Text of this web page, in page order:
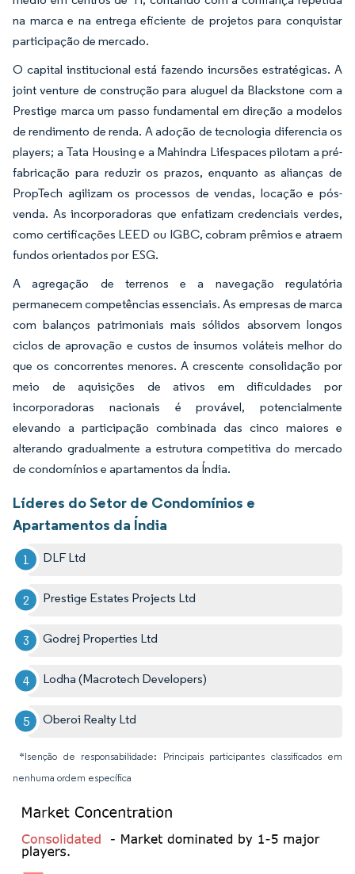
na marca e na entrega eficiente de projetos para conquistar
participação de mercado.
O capital institucional está fazendo incursões estratégicas. A
joint venture de construção para aluguel da Blackstone com a
Prestige marca um passo fundamental em direção a modelos
de rendimento de renda. A adoção de tecnologia diferencia os
players; a Tata Housing e a Mahindra Lifespaces pilotam a pré-
fabricação para reduzir os prazos, enquanto as alianças de
PropTech agilizam os processos de vendas, locação e pós-
venda. As incorporadoras que enfatizam credenciais verdes,
como certificações LEED ou IGBC, cobram prêmios e atraem
fundos orientados por ESG.
A agregação de terrenos e a navegação regulatória
permanecem competências essenciais. As empresas de marca
com balanços patrimoniais mais sólidos absorvem longos
ciclos de aprovação e custos de insumos voláteis melhor do
que os concorrentes menores. A crescente consolidação por
meio de aquisições de ativos em dificuldades por
incorporadoras nacionais é provável, potencialmente
elevando a participação combinada das cinco maiores e
alterando gradualmente a estrutura competitiva do mercado
de condomínios e apartamentos da Índia.
Líderes do Setor de Condomínios e
Apartamentos da Índia
DLF Ltd
Prestige Estates Projects Ltd
Godrej Properties Ltd
Lodha (Macrotech Developers)
Oberoi Realty Ltd
*Isenção de responsabilidade: Principais participantes classificados em
nenhuma ordem específica